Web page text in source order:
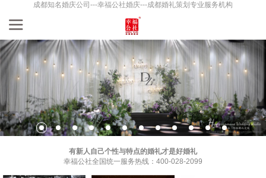
成都知名婚庆公司---幸福公社婚庆---成都婚礼策划专业服务机构
有新人自己个性与特点的婚礼才是好婚礼
幸福公社全国统一服务热线：400-028-2099